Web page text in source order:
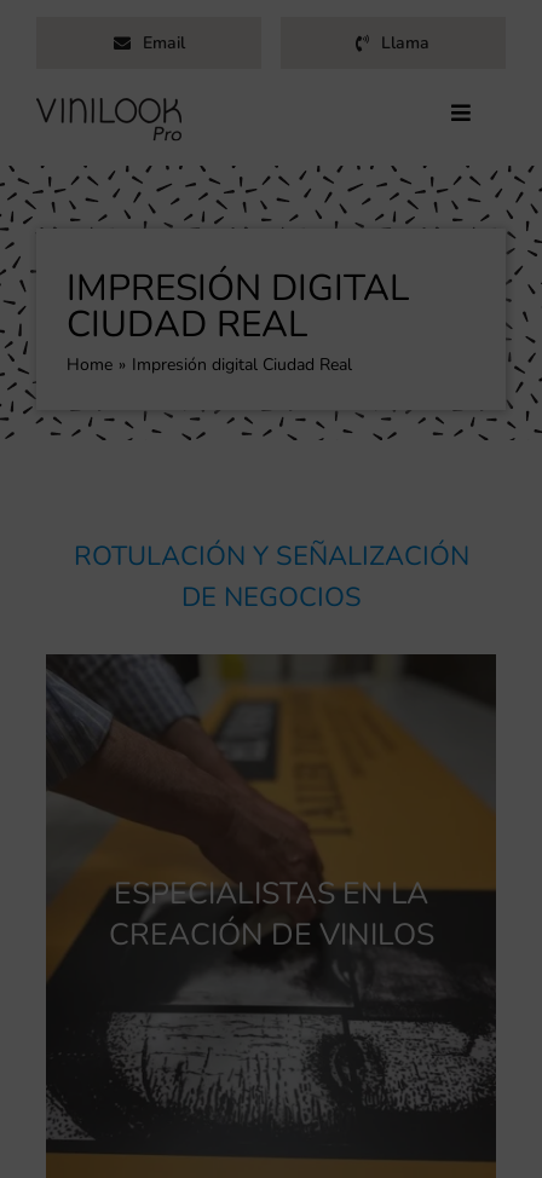
contenido
Email Llama
Toggle
Inicio
Servicios
Productos
Trabajos
Blog
Contacto
IMPRESIÓN DIGITAL
CIUDAD REAL
Home Impresión digital Ciudad Real
ROTULACIÓN Y SEÑALIZACIÓN
DE NEGOCIOS
ESPECIALISTAS EN LA
CREACIÓN DE VINILOS